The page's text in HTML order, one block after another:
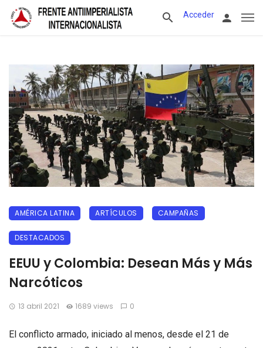
Acceder
AMÉRICA LATINA ARTÍCULOS CAMPAÑAS
DESTACADOS
EEUU y Colombia: Desean Más y Más
Narcóticos
13 abril 2021 1689 views 0
El conflicto armado, iniciado al menos, desde el 21 de